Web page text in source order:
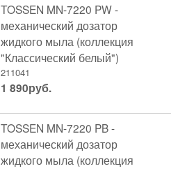
TOSSEN MN-7220 PW -
механический дозатор
жидкого мыла (коллекция
"Классический белый")
211041
1 890руб.
TOSSEN MN-7220 PB -
механический дозатор
жидкого мыла (коллекция